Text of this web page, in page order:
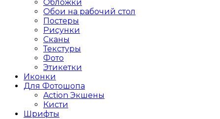
Обложки
Обои на рабочий стол
Постеры
Рисунки
Сканы
Текстуры
Фото
Этикетки
Иконки
Для Фотошопа
Action Экшены
Кисти
Шрифты